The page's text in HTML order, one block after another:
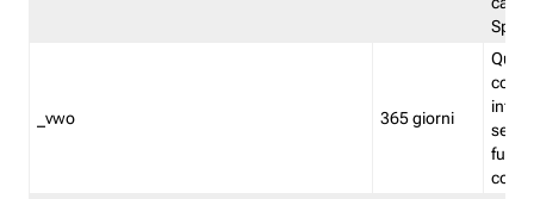
Split
_vwo 365 giorni